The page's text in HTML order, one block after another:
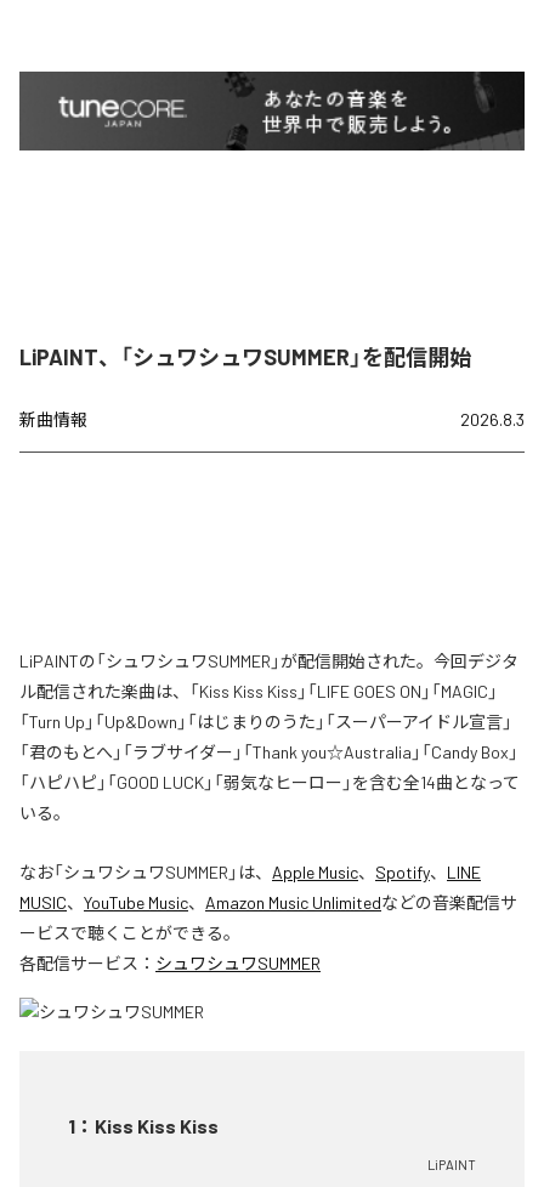
LiPAINT、「シュワシュワSUMMER」を配信開始
新曲情報 2026.8.3
LiPAINTの「シュワシュワSUMMER」が配信開始された。今回デジタ
ル配信された楽曲は、「Kiss Kiss Kiss」「LIFE GOES ON」「MAGIC」
「Turn Up」「Up&Down」「はじまりのうた」「スーパーアイドル宣言」
「君のもとへ」「ラブサイダー」「Thank you☆Australia」「Candy Box」
「ハピハピ」「GOOD LUCK」「弱気なヒーロー」を含む全14曲となって
いる。
なお「シュワシュワSUMMER 」は、 Apple Music、 Spotify、 LINE
MUSIC、 YouTube Music、 Amazon Music Unlimitedなどの音楽配信サ
ービスで聴くことができる。
各配信サービス： シュワシュワSUMMER
1 ： Kiss Kiss Kiss
LiPAINT